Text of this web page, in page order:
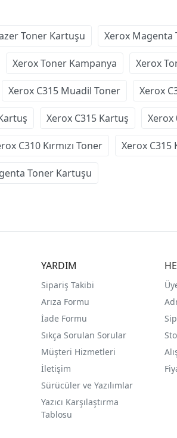
Toner Kartuşu Xerox Magenta
Xerox Toner Kampanya Xerox
Xerox C315 Muadil Toner Xerox
Xerox C315 Kartuş Xerox
C310 Kırmızı Toner Xerox C315
Toner Kartuşu
YARDIM
Sipariş Takibi
Arıza Formu
İade Formu
Sıkça Sorulan Sorular
Müşteri Hizmetleri
İletişim
Sürücüler ve Yazılımlar
Yazıcı Karşılaştırma
Tablosu